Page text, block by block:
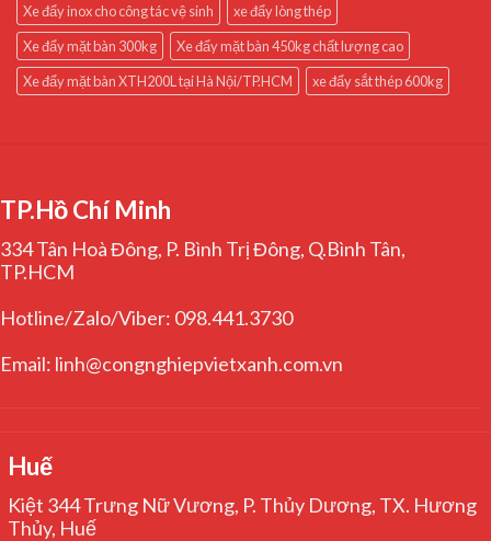
Xe đẩy inox cho công tác vệ sinh
xe đẩy lòng thép
Xe đẩy mặt bàn 300kg
Xe đẩy mặt bàn 450kg chất lượng cao
Xe đẩy mặt bàn XTH200L tại Hà Nội/TP.HCM
xe đẩy sắt thép 600kg
TP.Hồ Chí Minh
334 Tân Hoà Đông, P. Bình Trị Đông, Q.Bình Tân,
TP.HCM
Hotline/Zalo/Viber: 098.441.3730
Email: linh@congnghiepvietxanh.com.vn
Huế
Kiệt 344 Trưng Nữ Vương, P. Thủy Dương, TX. Hương
Thủy, Huế